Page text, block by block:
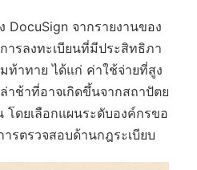
จากรายงานของ
รลงทะเบียนที่มีประสิทธิภา
ท้าทาย ได้แก่ ค่าใช้จ่ายที่สูง
าช้าที่อาจเกิดขึ้นจากสถาปัตย
โดยเลือกแผนระดับองค์กรขอ
รตรวจสอบด้านกฎระเบียบ